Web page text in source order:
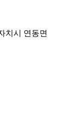
치시 연동면